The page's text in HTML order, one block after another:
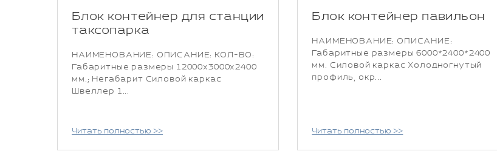
Блок контейнер для станции
таксопарка
НАИМЕНОВАНИЕ: ОПИСАНИЕ: КОЛ-ВО:
Габаритные размеры 12000х3000х2400
мм.; Негабарит Силовой каркас
Швеллер 1...
Читать полностью >>
Блок контейнер павильон
НАИМЕНОВАНИЕ: ОПИСАНИЕ:
Габаритные размеры 6000*2400*2400
мм. Силовой каркас Холодногнутый
профиль, окр...
Читать полностью >>